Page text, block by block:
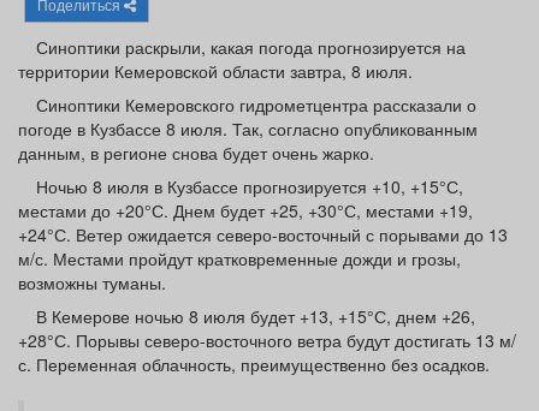
Афиша
Товары Поздравления
ТВ программа
Поделиться
Синоптики раскрыли, какая погода прогнозируется на
территории Кемеровской области завтра, 8 июля.
Синоптики Кемеровского гидрометцентра рассказали о
погоде в Кузбассе 8 июля. Так, согласно опубликованным
данным, в регионе снова будет очень жарко.
Ночью 8 июля в Кузбассе прогнозируется +10, +15°С,
местами до +20°С. Днем будет +25, +30°С, местами +19,
+24°С. Ветер ожидается северо-восточный с порывами до 13
м/с. Местами пройдут кратковременные дожди и грозы,
возможны туманы.
В Кемерове ночью 8 июля будет +13, +15°С, днем +26,
+28°С. Порывы северо-восточного ветра будут достигать 13 м/
с. Переменная облачность, преимущественно без осадков.